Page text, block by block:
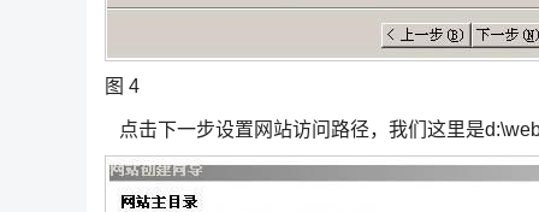
图 4
点击下一步设置网站访问路径，我们这里是